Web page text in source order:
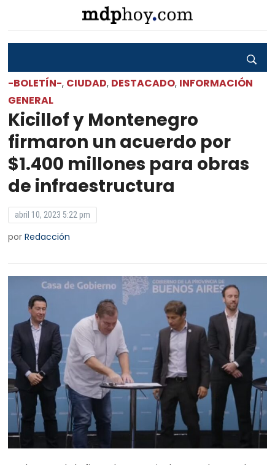
-BOLETÍN-, CIUDAD, DESTACADO, INFORMACIÓN
GENERAL
Kicillof y Montenegro
firmaron un acuerdo por
$1.400 millones para obras
de infraestructura
abril 10, 2023 5:22 pm
porRedacción